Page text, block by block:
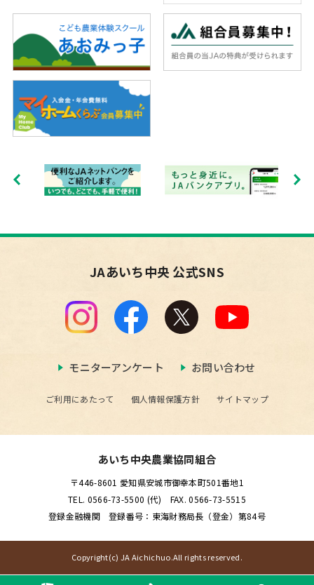
JAあいち中央 公式SNS
モニターアンケート お問い合わせ
ご利用にあたって 個人情報保護方針 サイトマップ
あいち中央農業協同組合
〒446-8601 愛知県安城市御幸本町501番地1
TEL. 0566-73-5500 (代) FAX. 0566-73-5515
登録金融機関 登録番号：東海財務局長（登金）第84号
Copyright(c) JA Aichichuo.All rights reserved.